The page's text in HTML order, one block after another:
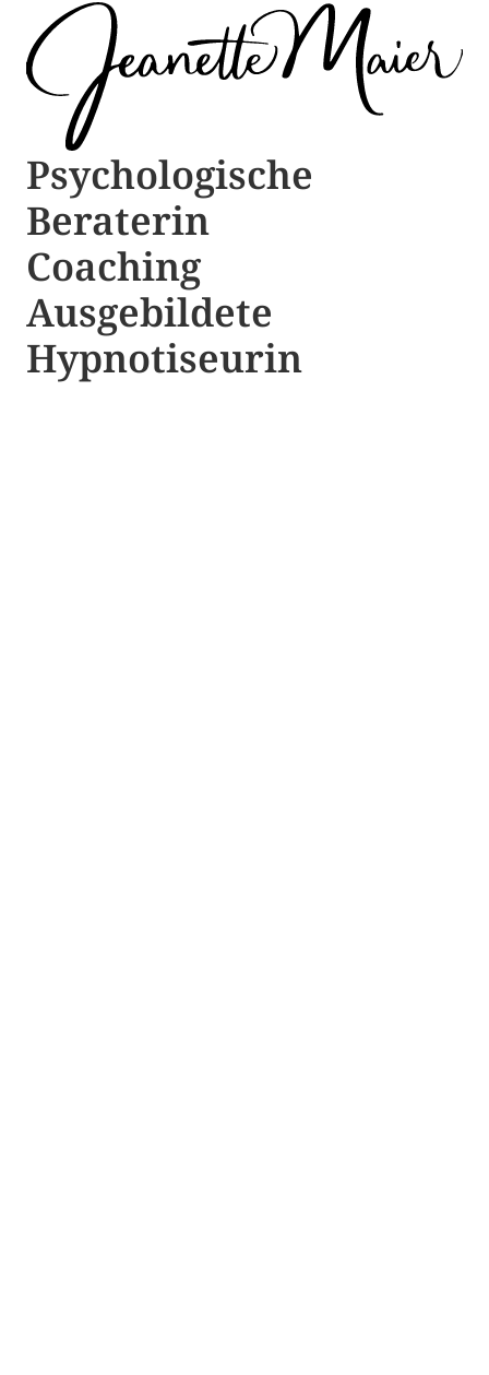
Psychologische ​​
Beraterin
Coaching
Ausgebildete​ ​
Hypnotiseurin